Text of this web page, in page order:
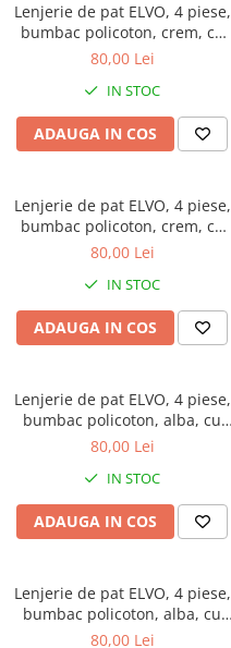
Lenjerie de pat ELVO, 4 piese,
bumbac policoton, crem, cu
flori mov
80,00 Lei
IN STOC
ADAUGA IN COS
Lenjerie de pat ELVO, 4 piese,
bumbac policoton, crem, cu
flori caramizii
80,00 Lei
IN STOC
ADAUGA IN COS
Lenjerie de pat ELVO, 4 piese,
bumbac policoton, alba, cu
forme geometrice mustar
80,00 Lei
IN STOC
ADAUGA IN COS
Lenjerie de pat ELVO, 4 piese,
bumbac policoton, alba, cu
papadii si cercuri rosii
80,00 Lei